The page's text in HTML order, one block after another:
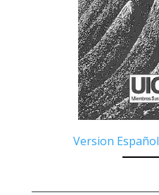
Version Español